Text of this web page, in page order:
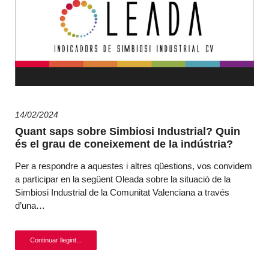
14/02/2024
Quant saps sobre Simbiosi Industrial? Quin
és el grau de coneixement de la indústria?
Per a respondre a aquestes i altres qüestions, vos convidem
a participar en la següent Oleada sobre la situació de la
Simbiosi Industrial de la Comunitat Valenciana a través
d’una…
Continuar llegint...